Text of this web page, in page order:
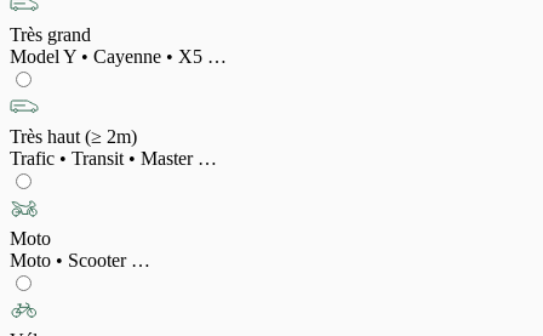
Très grand
Model Y • Cayenne • X5 …
Très haut (≥ 2m)
Trafic • Transit • Master …
Moto
Moto • Scooter …